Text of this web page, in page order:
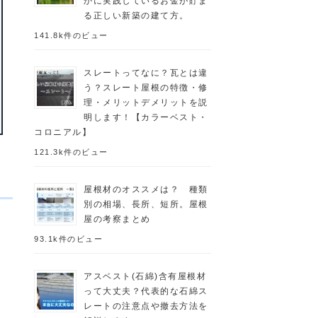
る正しい新築の建て方。
141.8k件のビュー
スレートってなに？瓦とは違
う？スレート屋根の特徴・修
理・メリットデメリットを説
明します！【カラーベスト・
コロニアル】
121.3k件のビュー
屋根材のオススメは？ 種類
別の相場、長所、短所。屋根
屋の考察まとめ
93.1k件のビュー
アスベスト(石綿)含有屋根材
って大丈夫？代表的な石綿ス
レートの注意点や撤去方法を